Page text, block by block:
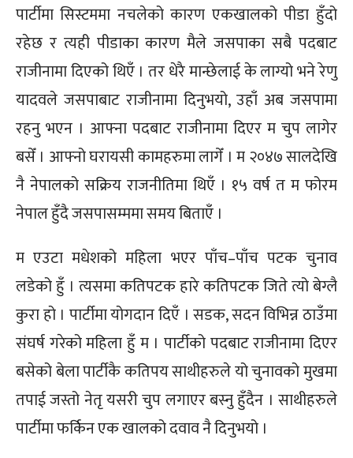
पार्टीमा सिस्टममा नचलेको कारण एकखालको पीडा हुँदो
रहेछ र त्यही पीडाका कारण मैले जसपाका सबै पदबाट
राजीनामा दिएको थिएँ । तर धेरै मान्छेलाई के लाग्यो भने रेणु
यादवले जसपाबाट राजीनामा दिनुभयो, उहाँ अब जसपामा
रहनु भएन । आफ्ना पदबाट राजीनामा दिएर म चुप लागेर
बसेँ । आफ्नो घरायसी कामहरुमा लागेँ । म २०४७ सालदेखि
नै नेपालको सक्रिय राजनीतिमा थिएँ । १५ वर्ष त म फोरम
नेपाल हुँदै जसपासम्ममा समय बिताएँ ।
म एउटा मधेशको महिला भएर पाँच–पाँच पटक चुनाव
लडेको हुँ । त्यसमा कतिपटक हारे कतिपटक जिते त्यो बेग्लै
कुरा हो । पार्टीमा योगदान दिएँ । सडक, सदन विभिन्न ठाउँमा
संघर्ष गरेको महिला हुँ म । पार्टीको पदबाट राजीनामा दिएर
बसेको बेला पार्टीकै कतिपय साथीहरुले यो चुनावको मुखमा
तपाई जस्तो नेतृ यसरी चुप लगाएर बस्नु हुँदैन । साथीहरुले
पार्टीमा फर्किन एक खालको दवाव नै दिनुभयो ।